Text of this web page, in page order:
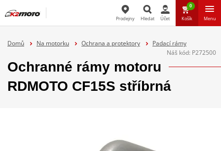
Hledat
Prodejny Hledat Účet
0
Košík Menu
Domů Na motorku Ochrana a protektory
Padací rámy
Náš kód: P272500
Ochranné rámy motoru
RDMOTO CF15S stříbrná